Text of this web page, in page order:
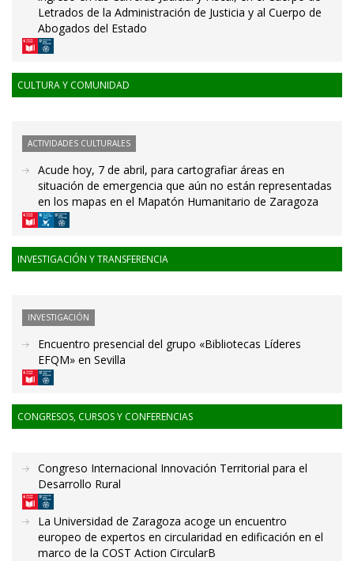
Letrados de la Administración de Justicia y al Cuerpo de
Abogados del Estado
CULTURA Y COMUNIDAD
ACTIVIDADES CULTURALES
Acude hoy, 7 de abril, para cartografiar áreas en
situación de emergencia que aún no están representadas
en los mapas en el Mapatón Humanitario de Zaragoza
INVESTIGACIÓN Y TRANSFERENCIA
INVESTIGACIÓN
Encuentro presencial del grupo «Bibliotecas Líderes
EFQM» en Sevilla
CONGRESOS, CURSOS Y CONFERENCIAS
Congreso Internacional Innovación Territorial para el
Desarrollo Rural
La Universidad de Zaragoza acoge un encuentro
europeo de expertos en circularidad en edificación en el
marco de la COST Action CircularB